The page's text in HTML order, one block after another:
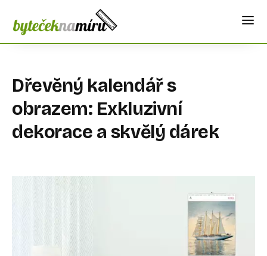
Dřevěný kalendář s
obrazem: Exkluzivní
dekorace a skvělý dárek